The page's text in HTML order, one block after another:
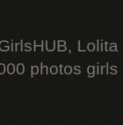
Lolita
photos